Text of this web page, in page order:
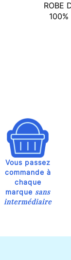
ROBE
Vous passez
commande à
chaque
marque sans
intermédiaire